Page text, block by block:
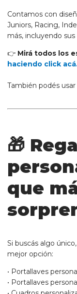
Contamos con
Juniors, Racing,
más, incluyendo
👉 Mirá todos los
haciendo click
También podés
🎁
que
Si buscás algo
mejor opción:
• Portallaves
• Portallaves